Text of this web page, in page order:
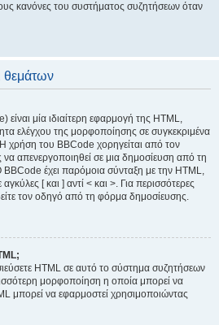
κανόνες του συστήματος συζητήσεων όταν
θεμάτων
μία ιδιαίτερη εφαρμογή της HTML,
ελέγχου της μορφοποίησης σε συγκεκριμένα
Η χρήση του BBCode χορηγείται από τον
να απενεργοποιηθεί σε μια δημοσίευση από τη
έχει παρόμοια σύνταξη με την HTML,
αγκύλες [ και ] αντί < και >. Για περισσότερες
τον οδηγό από τη φόρμα δημοσίευσης.
HTML σε αυτό το σύστημα συζητήσεων
μορφοποίηση η οποία μπορεί να
μπορεί να εφαρμοστεί χρησιμοποιώντας